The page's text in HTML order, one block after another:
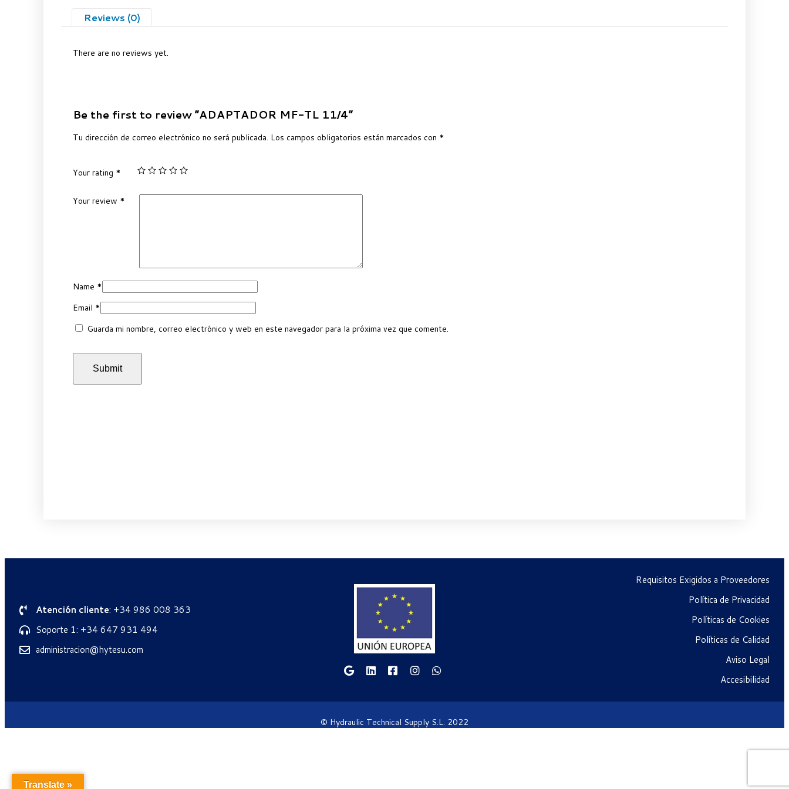
Reviews (0)
There are no reviews yet.
Be the first to review “ADAPTADOR MF-TL 11/4”
Tu dirección de correo electrónico no será publicada. Los campos obligatorios están marcados con *
Your rating *
Your review *
Name *
Email *
Guarda mi nombre, correo electrónico y web en este navegador para la próxima vez que comente.
Atención cliente: +34 986 008 363
Soporte 1: +34 647 931 494
administracion@hytesu.com
Requisitos Exigidos a Proveedores
Política de Privacidad
Políticas de Cookies
Políticas de Calidad
Aviso Legal
Accesibilidad
© Hydraulic Technical Supply S.L. 2022
Translate »